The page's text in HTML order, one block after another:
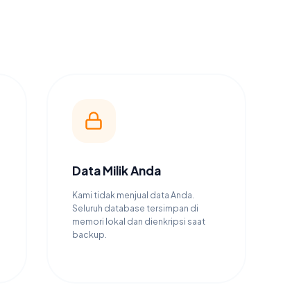
Data Milik Anda
Kami tidak menjual data Anda.
Seluruh database tersimpan di
memori lokal dan dienkripsi saat
backup.